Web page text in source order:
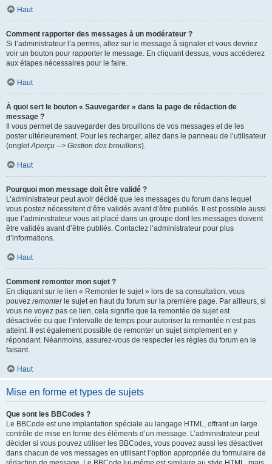
Haut
Comment rapporter des messages à un modérateur ?
Si l’administrateur l’a permis, allez sur le message à signaler et vous devriez
voir un bouton pour rapporter le message. En cliquant dessus, vous accéderez
aux étapes nécessaires pour le faire.
Haut
À quoi sert le bouton « Sauvegarder » dans la page de rédaction de
message ?
Il vous permet de sauvegarder des brouillons de vos messages et de les
poster ultérieurement. Pour les recharger, allez dans le panneau de l’utilisateur
(ongletAperçu --> Gestion des brouillons).
Haut
Pourquoi mon message doit être validé ?
L’administrateur peut avoir décidé que les messages du forum dans lequel
vous postez nécessitent d’être validés avant d’être publiés. Il est possible aussi
que l’administrateur vous ait placé dans un groupe dont les messages doivent
être validés avant d’être publiés. Contactez l’administrateur pour plus
d’informations.
Haut
Comment remonter mon sujet ?
En cliquant sur le lien « Remonter le sujet » lors de sa consultation, vous
pouvez remonterle sujet en haut du forum sur la première page. Par ailleurs, si
vous ne voyez pas ce lien, cela signifie que la remontée de sujet est
désactivée ou que l’intervalle de temps pour autoriser la remontée n’est pas
atteint. Il est également possible de remonter un sujet simplement en y
répondant. Néanmoins, assurez-vous de respecter les règles du forum en le
faisant.
Haut
Mise en forme et types de sujets
Que sont les BBCodes ?
Le BBCode est une implantation spéciale au langage HTML, offrant un large
contrôle de mise en forme des éléments d’un message. L’administrateur peut
décider si vous pouvez utiliser les BBCodes, vous pouvez aussi les désactiver
dans chacun de vos messages en utilisant l’option appropriée du formulaire de